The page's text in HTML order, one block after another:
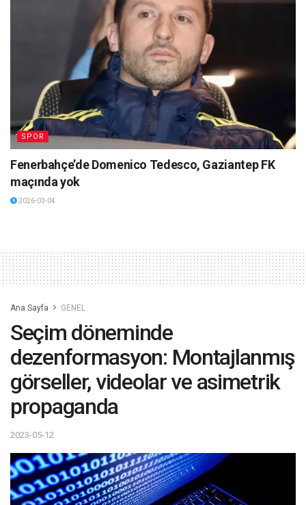
SPOR
Fenerbahçe’de Domenico Tedesco, Gaziantep FK
maçında yok
2026-03-04
Ana Sayfa GENEL
Seçim döneminde
dezenformasyon: Montajlanmış
görseller, videolar ve asimetrik
propaganda
2023-05-12